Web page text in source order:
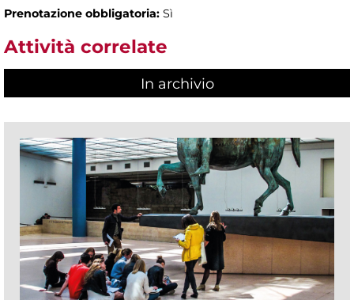
Prenotazione obbligatoria: Sì
Attività correlate
In archivio